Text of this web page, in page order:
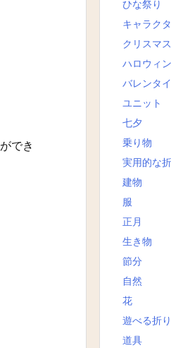
でき
ひな祭り
キャラク
クリスマス
ハロウィン
バレンタ
ユニット
七夕
乗り物
実用的な
建物
服
正月
生き物
節分
自然
花
遊べる折
道具